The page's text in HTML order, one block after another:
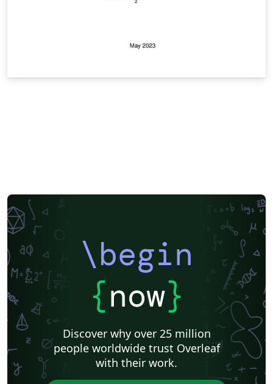
\begin
{now}
Discover why over 25 million
people worldwide trust Overleaf
with their work.